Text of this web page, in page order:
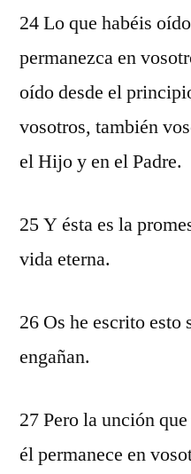
24 Lo que habéis
permanezca en
oído desde el
vosotros, también
el Hijo y en el Padre.
25 Y ésta es la
vida eterna.
26 Os he escrito esto
engañan.
27 Pero la unción
él permanece en